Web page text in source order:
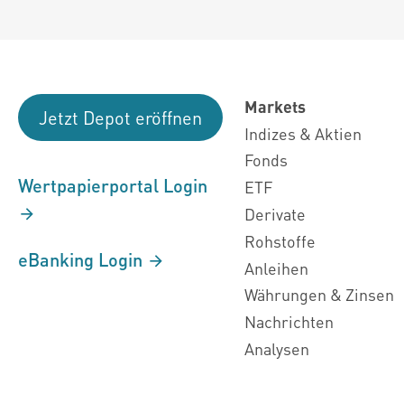
Jetzt Depot eröffnen
Wertpapierportal Login
eBanking Login
Markets
Indizes & Aktien
Fonds
ETF
Derivate
Rohstoffe
Anleihen
Währungen & Zinsen
Nachrichten
Analysen